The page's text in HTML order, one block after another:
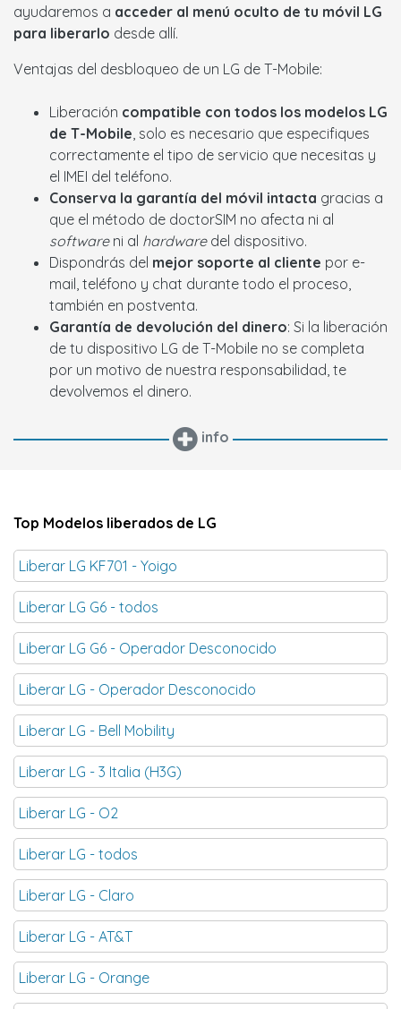
ayudaremos a acceder al menú oculto de tu móvil LG
para liberarlo desde allí.
Ventajas del desbloqueo de un LG de T-Mobile:
Liberación compatible con todos los modelos LG
de T-Mobile, solo es necesario que especifiques
correctamente el tipo de servicio que necesitas y
el IMEI del teléfono.
Conserva la garantía del móvil intacta gracias a
que el método de doctorSIM no afecta ni al
softwareni al hardwaredel dispositivo.
Dispondrás del mejor soporte al cliente por e-
mail, teléfono y chat durante todo el proceso,
también en postventa.
Garantía de devolución del dinero: Si la liberación
de tu dispositivo LG de T-Mobile no se completa
por un motivo de nuestra responsabilidad, te
devolvemos el dinero.
info
Top Modelos liberados de LG
Liberar LG KF701 - Yoigo
Liberar LG G6 - todos
Liberar LG G6 - Operador Desconocido
Liberar LG - Operador Desconocido
Liberar LG - Bell Mobility
Liberar LG - 3 Italia (H3G)
Liberar LG - O2
Liberar LG - todos
Liberar LG - Claro
Liberar LG - AT&T
Liberar LG - Orange